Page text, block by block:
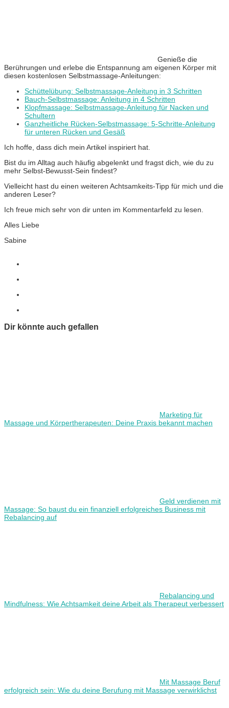
Genieße die
Berührungen und erlebe die Entspannung am eigenen Körper mit
diesen kostenlosen Selbstmassage-Anleitungen:
Schüttelübung: Selbstmassage-Anleitung in 3 Schritten
Bauch-Selbstmassage: Anleitung in 4 Schritten
Klopfmassage: Selbstmassage-Anleitung für Nacken und
Schultern
Ganzheitliche Rücken-Selbstmassage: 5-Schritte-Anleitung
für unteren Rücken und Gesäß
Ich hoffe, dass dich mein Artikel inspiriert hat.
Bist du im Alltag auch häufig abgelenkt und fragst dich, wie du zu
mehr Selbst-Bewusst-Sein findest?
Vielleicht hast du einen weiteren Achtsamkeits-Tipp für mich und die
anderen Leser?
Ich freue mich sehr von dir unten im Kommentarfeld zu lesen.
Alles Liebe
Sabine
Dir könnte auch gefallen
Marketing für
Massage und Körpertherapeuten: Deine Praxis bekannt machen
Geld verdienen mit
Massage: So baust du ein finanziell erfolgreiches Business mit
Rebalancing auf
Rebalancing und
Mindfulness: Wie Achtsamkeit deine Arbeit als Therapeut verbessert
Mit Massage Beruf
erfolgreich sein: Wie du deine Berufung mit Massage verwirklichst